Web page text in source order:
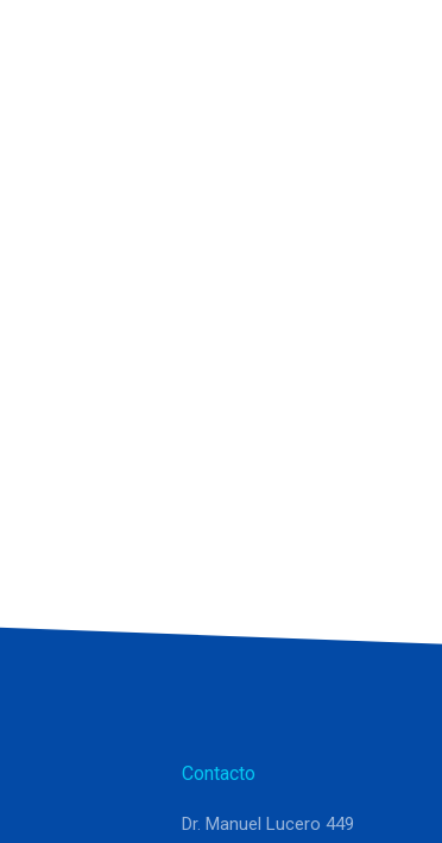
Contacto
Dr. Manuel Lucero 449